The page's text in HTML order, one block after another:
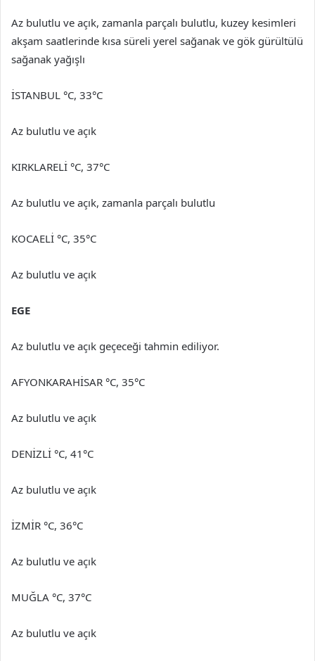
Az bulutlu ve açık, zamanla parçalı bulutlu, kuzey kesimleri
akşam saatlerinde kısa süreli yerel sağanak ve gök gürültülü
sağanak yağışlı
İSTANBUL °C, 33°C
Az bulutlu ve açık
KIRKLARELİ °C, 37°C
Az bulutlu ve açık, zamanla parçalı bulutlu
KOCAELİ °C, 35°C
Az bulutlu ve açık
EGE
Az bulutlu ve açık geçeceği tahmin ediliyor.
AFYONKARAHİSAR °C, 35°C
Az bulutlu ve açık
DENİZLİ °C, 41°C
Az bulutlu ve açık
İZMİR °C, 36°C
Az bulutlu ve açık
MUĞLA °C, 37°C
Az bulutlu ve açık